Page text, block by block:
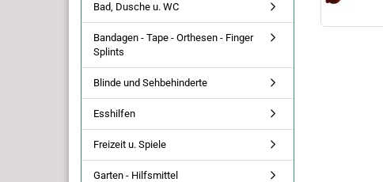
Bad, Dusche u. WC
Bandagen - Tape - Orthesen - Finger
Splints
Blinde und Sehbehinderte
Esshilfen
Freizeit u. Spiele
Garten - Hilfsmittel